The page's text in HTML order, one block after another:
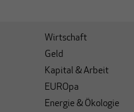
Wirtschaft
Geld
Kapital & Arbeit
EUROpa
Energie & Ökologie